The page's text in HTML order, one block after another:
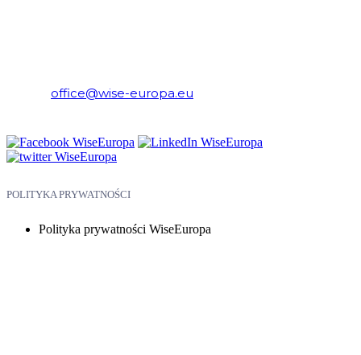
office@wise-europa.eu
POLITYKA PRYWATNOŚCI
Polityka prywatności WiseEuropa